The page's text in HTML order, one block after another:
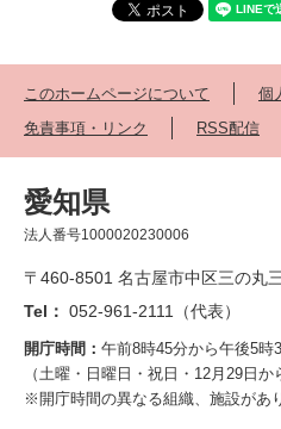
このホームページについて
個
免責事項・リンク
RSS配信
愛知県
法人番号1000020230006
〒460-8501 名古屋市中区三の丸
Tel： 052-961-2111（代表）
開庁時間： 午前8時45分から午後5時
（土曜・日曜日・祝日・12月29日か
※開庁時間の異なる組織、施設があ